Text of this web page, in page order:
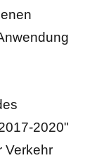
2020"
Verkehr